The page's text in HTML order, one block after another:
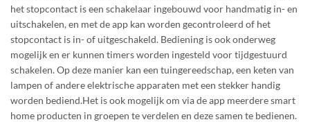
het stopcontact is een schakelaar ingebouwd voor handmatig in- en
uitschakelen, en met de app kan worden gecontroleerd of het
stopcontact is in- of uitgeschakeld. Bediening is ook onderweg
mogelijk en er kunnen timers worden ingesteld voor tijdgestuurd
schakelen. Op deze manier kan een tuingereedschap, een keten van
lampen of andere elektrische apparaten met een stekker handig
worden bediend.Het is ook mogelijk om via de app meerdere smart
home producten in groepen te verdelen en deze samen te bedienen.